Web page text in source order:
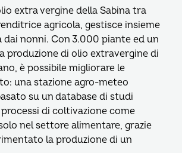
extra vergine della Sabina tra
agricola, gestisce insieme
dai nonni. Con 3.000 piante ed un
produzione di olio extravergine di
è possibile migliorare le
una stazione agro-meteo
su un database di studi
di coltivazione come
nel settore alimentare, grazie
la produzione di un